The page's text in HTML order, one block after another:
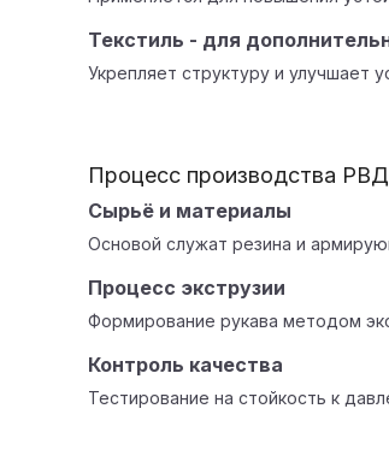
Текстиль - для
Укрепляет структуру и улучшает
Процесс производства РВД
Сырьё и материалы
Основой служат резина и
Процесс экструзии
Формирование рукава методом
Контроль качества
Тестирование на стойкость к